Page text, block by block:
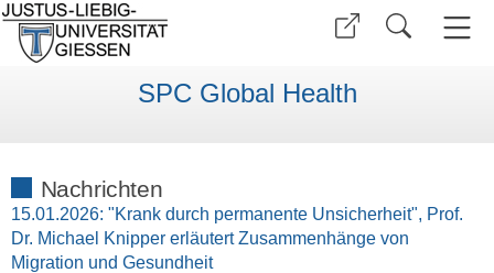
SPC Global Health
Nachrichten
15.01.2026: "Krank durch permanente Unsicherheit", Prof.
Dr. Michael Knipper erläutert Zusammenhänge von
Migration und Gesundheit